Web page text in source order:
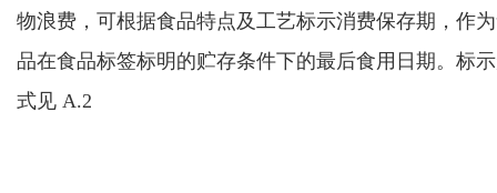
物浪费，可根据食品特点及工艺标示消费保存期，作
品在食品标签标明的贮存条件下的最后食用日期。标
式见 A.2